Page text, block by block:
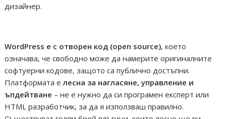
дизайнер.
WordPress е с отворен код (open source), което
означава, че свободно може да намерите оригиналните
софтуерни кодове, защото са публично достъпни.
Платформата елесна за нагласяне, управление и
ъпдейтване – не е нужно да си програмен експерт или
HTML разработчик, за да я използваш правилно.